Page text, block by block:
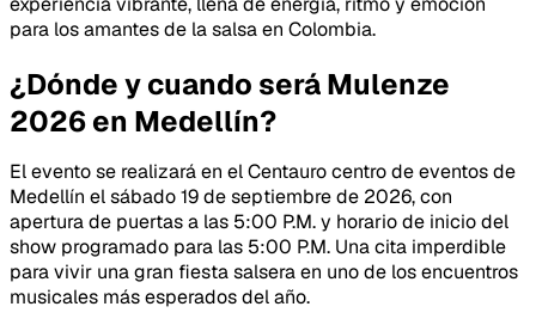
para los amantes de la salsa en Colombia.
¿Dónde y cuando será Mulenze
2026 en Medellín?
El evento se realizará en el Centauro centro de eventos de
Medellín el sábado 19 de septiembre de 2026, con
apertura de puertas a las 5:00 P.M. y horario de inicio del
show programado para las 5:00 P.M. Una cita imperdible
para vivir una gran fiesta salsera en uno de los encuentros
musicales más esperados del año.